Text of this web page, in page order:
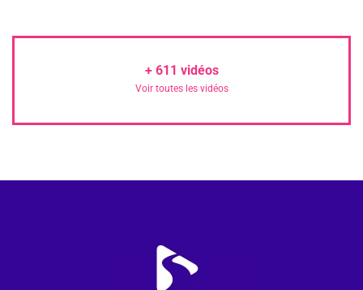
+ 611 vidéos
Voir toutes les vidéos